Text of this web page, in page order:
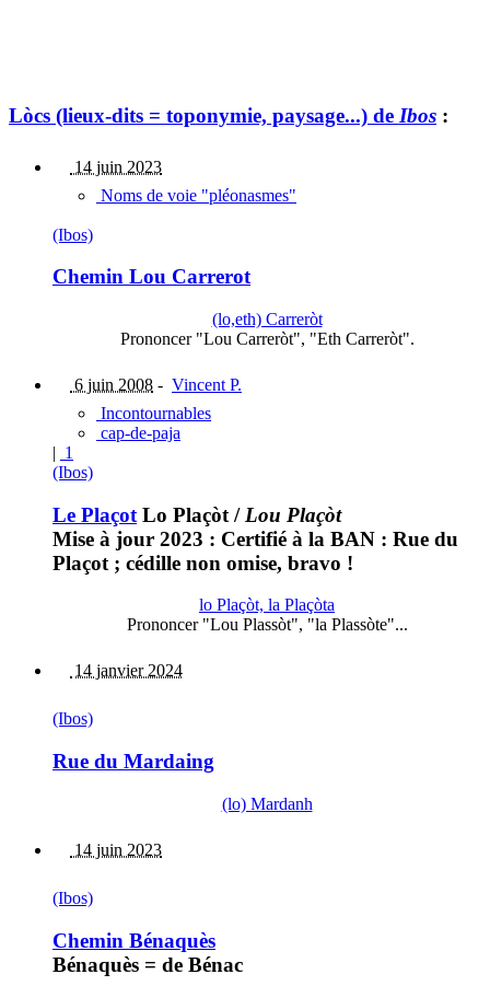
Lòcs (lieux-dits = toponymie, paysage...) de Ibos :
14 juin 2023
Noms de voie "pléonasmes"
(Ibos)
Chemin Lou Carrerot
(lo,eth) Carreròt
Prononcer "Lou Carreròt", "Eth Carreròt".
6 juin 2008 - Vincent P.
Incontournables
cap-de-paja
| 1
(Ibos)
Le Plaçot Lo Plaçòt / Lou Plaçòt
Mise à jour 2023 : Certifié à la BAN : Rue du
Plaçot ; cédille non omise, bravo !
lo Plaçòt, la Plaçòta
Prononcer "Lou Plassòt", "la Plassòte"...
14 janvier 2024
(Ibos)
Rue du Mardaing
(lo) Mardanh
14 juin 2023
(Ibos)
Chemin Bénaquès
Bénaquès = de Bénac